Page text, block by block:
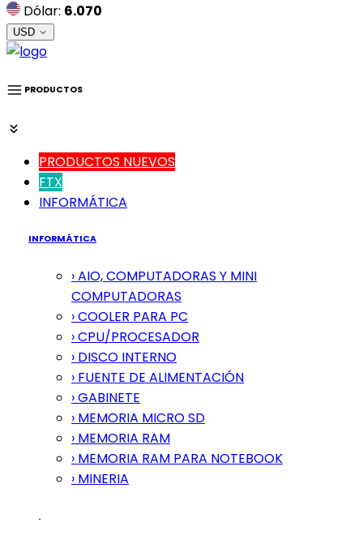
Dólar: 6.070
USD
PRODUCTOS
PRODUCTOS NUEVOS
FTX
INFORMÁTICA
INFORMÁTICA
› AIO, COMPUTADORAS Y MINI
COMPUTADORAS
› COOLER PARA PC
› CPU/PROCESADOR
› DISCO INTERNO
› FUENTE DE ALIMENTACIÓN
› GABINETE
› MEMORIA MICRO SD
› MEMORIA RAM
› MEMORIA RAM PARA NOTEBOOK
› MINERIA